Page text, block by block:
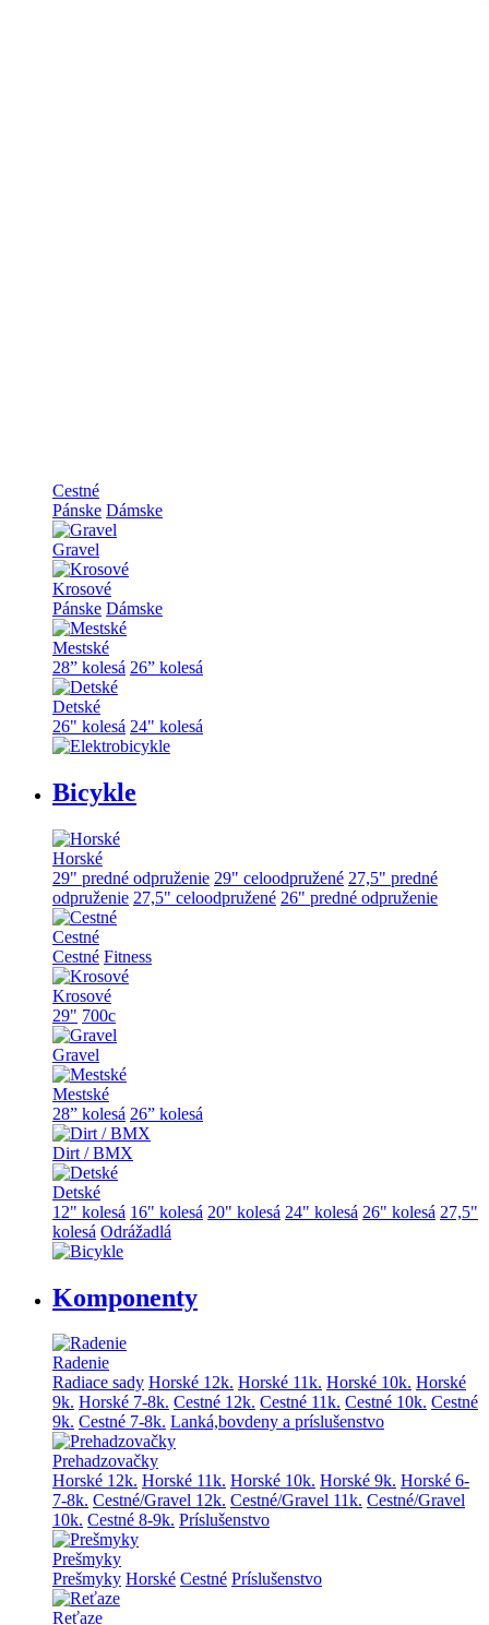
Cestné
Pánske Dámske
Gravel
Krosové
Pánske Dámske
Mestské
28” kolesá 26” kolesá
Detské
26" kolesá 24" kolesá
Bicykle
Horské
29" predné odpruženie 29" celoodpružené 27,5" predné
odpruženie 27,5" celoodpružené 26" predné odpruženie
Cestné
Cestné Fitness
Krosové
29" 700c
Gravel
Mestské
28” kolesá 26” kolesá
Dirt / BMX
Detské
12" kolesá 16" kolesá 20" kolesá 24" kolesá 26" kolesá 27,5"
kolesá Odrážadlá
Komponenty
Radenie
Radiace sady Horské 12k. Horské 11k. Horské 10k. Horské
9k. Horské 7-8k. Cestné 12k. Cestné 11k. Cestné 10k. Cestné
9k. Cestné 7-8k. Lanká,bovdeny a príslušenstvo
Prehadzovačky
Horské 12k. Horské 11k. Horské 10k. Horské 9k. Horské 6-
7-8k. Cestné/Gravel 12k. Cestné/Gravel 11k. Cestné/Gravel
10k. Cestné 8-9k. Príslušenstvo
Prešmyky
Prešmyky Horské Cestné Príslušenstvo
Reťaze